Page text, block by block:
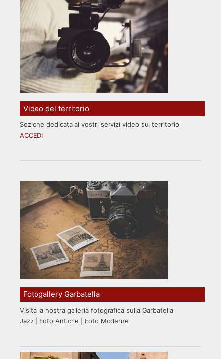
Video del territorio
Sezione dedicata ai vostri servizi video sul territorio
ACCEDI
Fotogallery Garbatella
Visita la nostra galleria fotografica sulla Garbatella
Jazz | Foto Antiche | Foto Moderne